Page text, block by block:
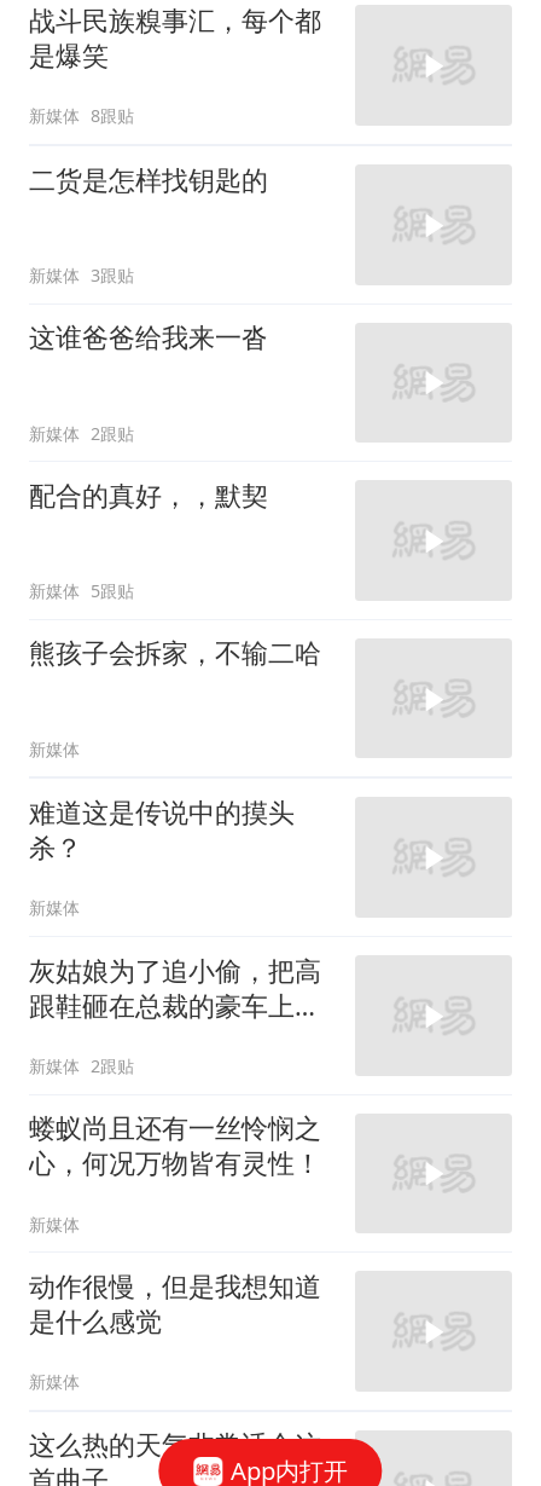
战斗民族糗事汇，每个都
是爆笑
新媒体 8跟贴
二货是怎样找钥匙的
新媒体 3跟贴
这谁爸爸给我来一沓
新媒体 2跟贴
配合的真好，，默契
新媒体 5跟贴
熊孩子会拆家，不输二哈
新媒体
难道这是传说中的摸头
杀？
新媒体
灰姑娘为了追小偷，把高
跟鞋砸在总裁的豪车上，
新媒体 2跟贴
蝼蚁尚且还有一丝怜悯之
心，何况万物皆有灵性！
新媒体
动作很慢，但是我想知道
是什么感觉
新媒体
这么热的天气非常适合这
App内打开